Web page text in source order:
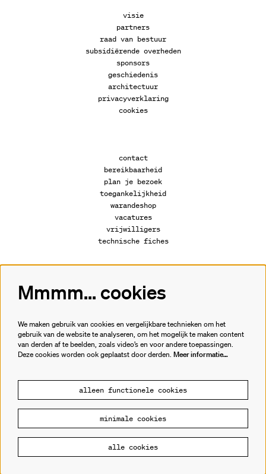
visie
partners
raad van bestuur
subsidiërende overheden
sponsors
geschiedenis
architectuur
privacyverklaring
cookies
contact
bereikbaarheid
plan je bezoek
toegankelijkheid
warandeshop
vacatures
vrijwilligers
technische fiches
Volg ons
Meld je aan voor de nieuwsbrief.
© Cultuurhuis de Warande
Powered byCultureSuite
Mmmm... cookies
We maken gebruik van cookies en vergelijkbare technieken om het
gebruik van de website te analyseren, om het mogelijk te maken content
van derden af te beelden, zoals video’s en voor andere toepassingen.
Deze cookies worden ook geplaatst door derden. Meer informatie…
alleen functionele cookies
minimale cookies
alle cookies